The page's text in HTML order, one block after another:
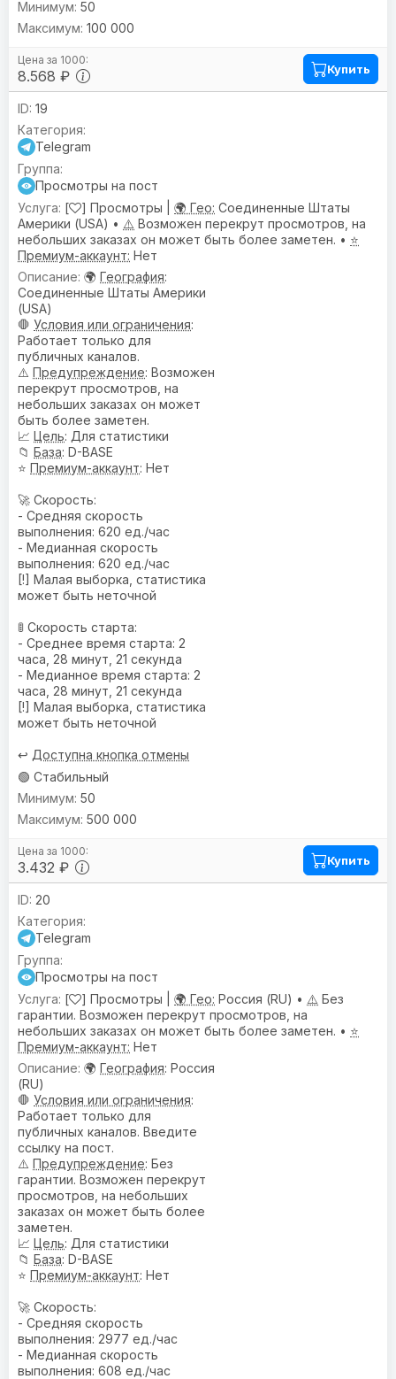
8.568 ₽
50
100 000
Купить
19
Telegram
Просмотры на пост
[
] Просмотры | 🌍 Гео: Соединенные Штаты
Америки (USA) • ⚠️ Возможен перекрут просмотров, на
небольших заказах он может быть более заметен. • ⭐
Премиум-аккаунт: Нет
🌍 География:
Соединенные Штаты Америки
(USA)
🛑 Условия или ограничения:
Работает только для
публичных каналов.
⚠️ Предупреждениe: Возможен
перекрут просмотров, на
небольших заказах он может
быть более заметен.
📈 Цель: Для статистики
📁 База: D-BASE
⭐ Премиум-аккаунт: Нет
🚀 Скорость:
- Средняя скорость
выполнения: 620 ед./час
- Медианная скорость
выполнения: 620 ед./час
[!] Малая выборка, статистика
может быть неточной
🚦 Скорость старта:
- Среднее время старта: 2
часа, 28 минут, 21 секунда
- Медианное время старта: 2
часа, 28 минут, 21 секунда
[!] Малая выборка, статистика
может быть неточной
↩️ Доступна кнопка отмены
🟢 Стабильный
3.432 ₽
50
500 000
Купить
20
Telegram
Просмотры на пост
[
] Просмотры | 🌍 Гео: Россия (RU) • ⚠️ Без
гарантии. Возможен перекрут просмотров, на
небольших заказах он может быть более заметен. • ⭐
Премиум-аккаунт: Нет
🌍 География: Россия
(RU)
🛑 Условия или ограничения:
Работает только для
публичных каналов. Введите
ссылку на пост.
⚠️ Предупреждениe: Без
гарантии. Возможен перекрут
просмотров, на небольших
заказах он может быть более
заметен.
📈 Цель: Для статистики
📁 База: D-BASE
⭐ Премиум-аккаунт: Нет
🚀 Скорость:
- Средняя скорость
выполнения: 2977 ед./час
- Медианная скорость
выполнения: 608 ед./час